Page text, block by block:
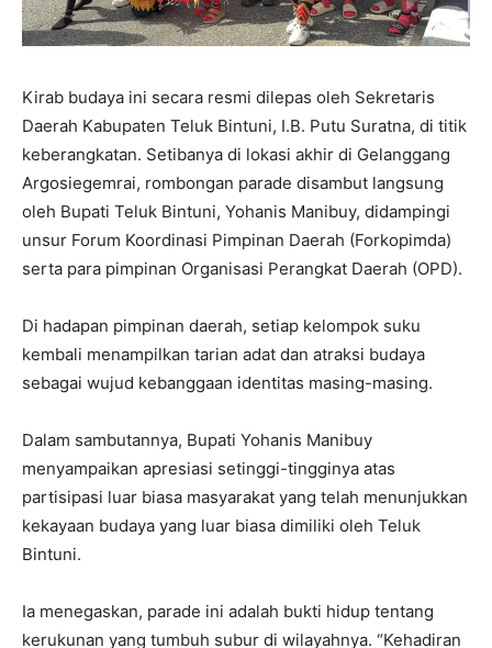
Kirab budaya ini secara resmi dilepas oleh Sekretaris
Daerah Kabupaten Teluk Bintuni, I.B. Putu Suratna, di titik
keberangkatan. Setibanya di lokasi akhir di Gelanggang
Argosiegemrai, rombongan parade disambut langsung
oleh Bupati Teluk Bintuni, Yohanis Manibuy, didampingi
unsur Forum Koordinasi Pimpinan Daerah (Forkopimda)
serta para pimpinan Organisasi Perangkat Daerah (OPD).
Di hadapan pimpinan daerah, setiap kelompok suku
kembali menampilkan tarian adat dan atraksi budaya
sebagai wujud kebanggaan identitas masing-masing.
Dalam sambutannya, Bupati Yohanis Manibuy
menyampaikan apresiasi setinggi-tingginya atas
partisipasi luar biasa masyarakat yang telah menunjukkan
kekayaan budaya yang luar biasa dimiliki oleh Teluk
Bintuni.
Ia menegaskan, parade ini adalah bukti hidup tentang
kerukunan yang tumbuh subur di wilayahnya. “Kehadiran